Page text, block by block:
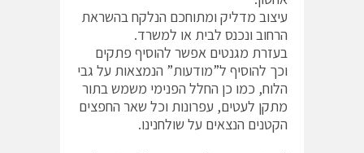
M
e
n
u
עיצוב מדליק ומתוחכם הנלקח בהשראת
הרחוב ונכנס לבית או למשרד.
בעזרת מגנטים אפשר להוסיף פתקים
וכך להוסיף ל”מודעות” הנמצאות על גבי
הלוח, כמו כן החלל הפנימי משמש בתור
מתקן לעטים, עפרונות וכל שאר החפצים
הקטנים הנצאים על שולחנינו.